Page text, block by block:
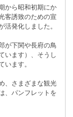
から昭和初期にか
客誘致のための宣
発化しました。
が下関や長府の鳥
います）、そうし
います。
、さまざまな観光
、パンフレットを